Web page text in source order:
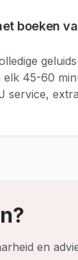
boeken
45-60
service,
en